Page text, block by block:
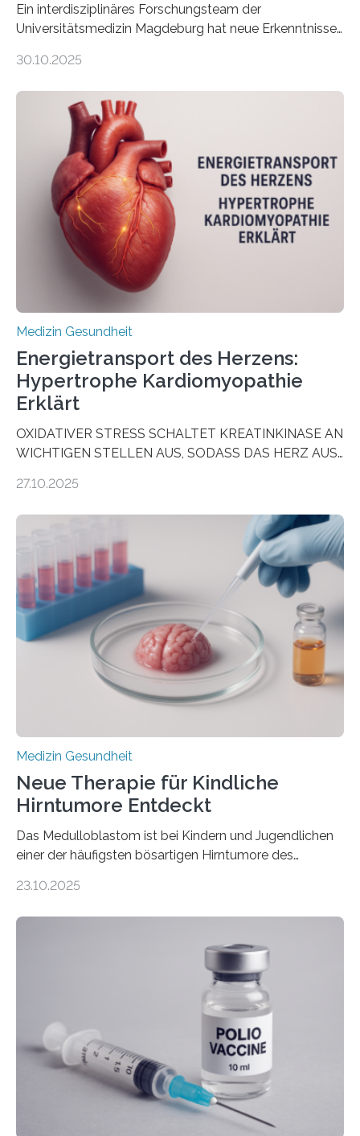
Ein interdisziplinäres Forschungsteam der
Universitätsmedizin Magdeburg hat neue Erkenntnisse
behandelt werden kann. In ihrer aktuellen Studie,
Oncology, zeigen die Forschenden, dass Mini-Tumore
aus Gewebe von Patientinnen und Patienten –
sogenannte Organoide – genutzt werden können, um
vorab zu prüfen, welche Medikamente am besten
wirken. Dabei wurde ein Eiweiß identifiziert, das künftig
als Biomarker für die Wahl der passenden Therapie
dienen könnte. Darmkrebs zählt weltweit zu den
häufigsten Krebsarten und stellt…
30.10.2025
Medizin Gesundheit
Energietransport des Herzens:
Hypertrophe Kardiomyopathie
Erklärt
OXIDATIVER STRESS SCHALTET KREATINKINASE AN
WICHTIGEN STELLEN AUS, SODASS DAS HERZ AUS
aus dem Deutschen Zentrum für Herzinsuffizienz
im Journal Circulation, warum der Energietransport bei
der Hypertrophen Kardiomyopathie (HCM) versagen
kann und wie sich durch eine Verringerung der
Herzbelastung und des oxidativen Stresses
Rhythmusstörungen reduzieren lassen. Würzburg. Die
hypertrophe Kardiomyopathie (HCM) ist die häufigste
erblich bedingte Herzerkrankung. Sie führt dazu, dass
sich die linke Herzkammer verdickt, der Herzmuskel zu
stark kontrahiert…
27.10.2025
Medizin Gesundheit
Neue Therapie für Kindliche
Hirntumore Entdeckt
Das Medulloblastom ist bei Kindern und Jugendlichen
einer der häufigsten bösartigen Hirntumore des
Betroffenen können mit heutigen Methoden geheilt
Dringend benötigt werden zielgerichtete Therapien, die
nur Tumorschwachstellen angreifen und normales
Gewebe verschonen. Forschende um Daniel Merk vom
Hertie-Institut für klinische Hirnforschung am
Universitätsklinikum Tübingen haben eine solche
Schwachstelle im Erbgut einer Untergruppe des
Medulloblastoms gefunden. Die Wilhelm Sander-
Stiftung unterstützte das Projekt…
23.10.2025